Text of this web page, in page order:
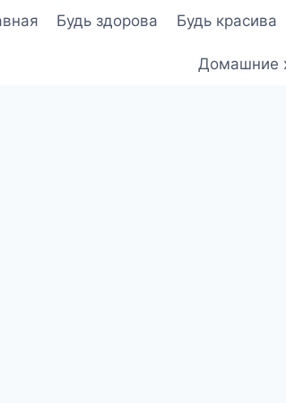
Будь здорова Будь красива
Домашние